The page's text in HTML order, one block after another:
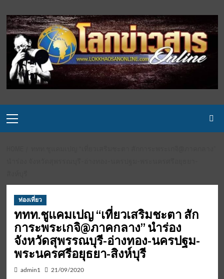
to
content
Menu
ท่องเที่ยว
ททท.ชูแคมเปญ “เที่ยวเสริมชะตา สัก
การะพระเกจิ@ภาคกลาง” นำร่อง
จังหวัดสุพรรณบุรี-อ่างทอง-นครปฐม-
พระนครศรีอยุธยา-สิงห์บุรี
admin1 21/09/2020